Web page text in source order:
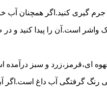
گیری کنید.اگر همچنان آب
واشر است.آن را پیدا کنید و در
قهوه ای،قرمز،زرد و سبز
گرفتگی آب داغ است.اگر